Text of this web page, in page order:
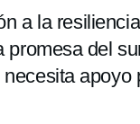
a la
promesa del
apoyo